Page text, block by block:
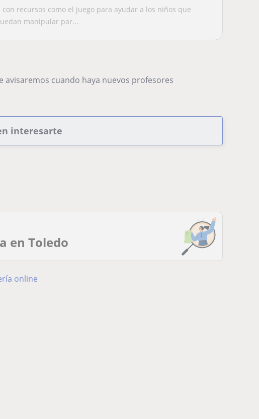
recursos como el juego para ayudar a los niños que
manipular par...
cuando haya nuevos profesores
interesarte
en Toledo
online